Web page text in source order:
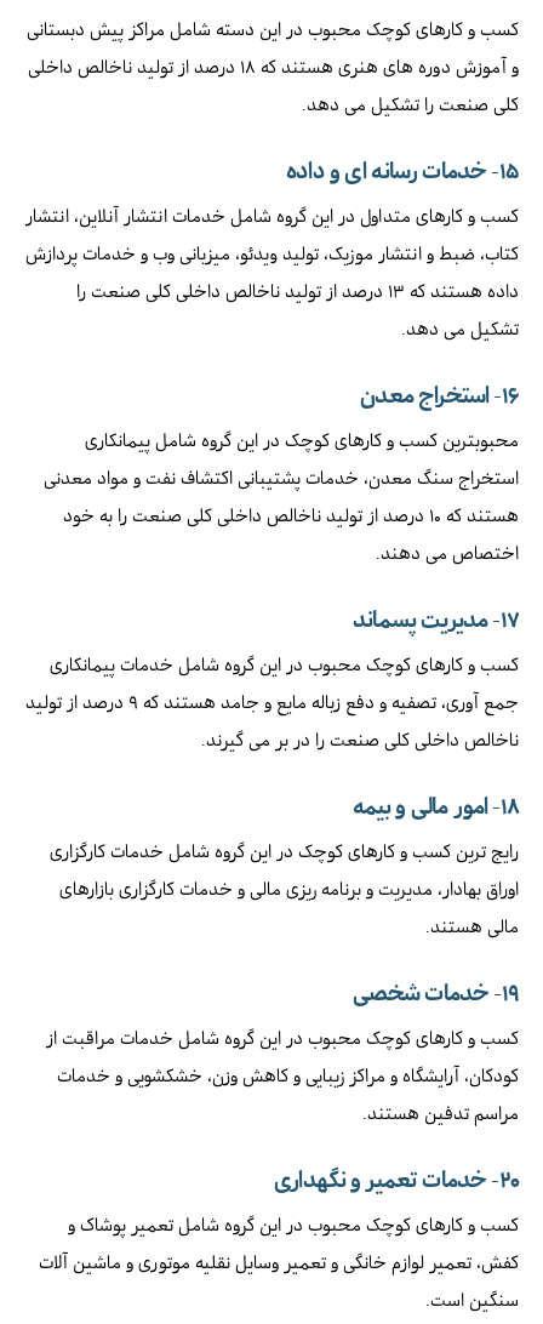
کسب و کارهای کوچک محبوب در این دسته شامل مراکز پیش دبستانی
و آموزش دوره های هنری هستند که ۱۸ درصد از تولید ناخالص داخلی
کلی صنعت را تشکیل می دهد.
۱۵- خدمات رسانه ای و داده
کسب و کارهای متداول در این گروه شامل خدمات انتشار آنلاین، انتشار
کتاب، ضبط و انتشار موزیک، تولید ویدئو، میزبانی وب و خدمات پردازش
داده هستند که ۱۳ درصد از تولید ناخالص داخلی کلی صنعت را
تشکیل می دهد.
۱۶- استخراج معدن
محبوبترین کسب و کارهای کوچک در این گروه شامل پیمانکاری
استخراج سنگ معدن، خدمات پشتیبانی اکتشاف نفت و مواد معدنی
هستند که ۱۰ درصد از تولید ناخالص داخلی کلی صنعت را به خود
اختصاص می دهند.
۱۷- مدیریت پسماند
کسب و کارهای کوچک محبوب در این گروه شامل خدمات پیمانکاری
جمع آوری، تصفیه و دفع زباله مایع و جامد هستند که ۹ درصد از تولید
ناخالص داخلی کلی صنعت را در بر می گیرند.
۱۸- امور مالی و بیمه
رایج ترین کسب و کارهای کوچک در این گروه شامل خدمات کارگزاری
اوراق بهادار، مدیریت و برنامه ریزی مالی و خدمات کارگزاری بازارهای
مالی هستند.
۱۹- خدمات شخصی
کسب و کارهای کوچک محبوب در این گروه شامل خدمات مراقبت از
کودکان، آرایشگاه و مراکز زیبایی و کاهش وزن، خشکشویی و خدمات
مراسم تدفین هستند.
۲۰- خدمات تعمیر و نگهداری
کسب و کارهای کوچک محبوب در این گروه شامل تعمیر پوشاک و
کفش، تعمیر لوازم خانگی و تعمیر وسایل نقلیه موتوری و ماشین آلات
سنگین است.